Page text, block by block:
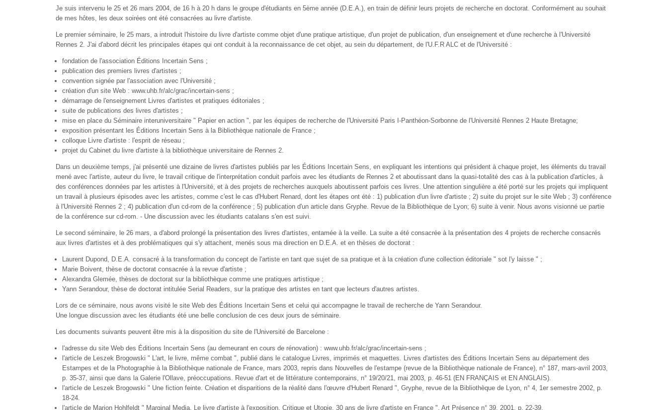
Je suis intervenu le 25 et 26 mars 2004, de 16 h à 20 h dans le groupe d'étudiants en 5ème année (D.E.A.), en train de définir leurs projets de recherche en doctorat. Conformément au souhait
de mes hôtes, les deux soirées ont été consacrées au livre d'artiste.
Le premier séminaire, le 25 mars, a introduit l'histoire du livre d'artiste comme objet d'une pratique artistique, d'un projet de publication, d'un enseignement et d'une recherche à l'Université
Rennes 2. J'ai d'abord décrit les principales étapes qui ont conduit à la reconnaissance de cet objet, au sein du département, de l'U.F.R ALC et de l'Université :
fondation de l'association Éditions Incertain Sens ;
publication des premiers livres d'artistes ;
convention signée par l'association avec l'Université ;
création d'un site Web : www.uhb.fr/alc/grac/incertain-sens ;
démarrage de l'enseignement Livres d'artistes et pratiques éditoriales ;
suite de publications des livres d'artistes ;
mise en place du Séminaire interuniversitaire " Papier en action ", par les équipes de recherche de l'Université Paris I-Panthéon-Sorbonne de l'Université Rennes 2 Haute Bretagne;
exposition présentant les Éditions Incertain Sens à la Bibliothèque nationale de France ;
colloque Livre d'artiste : l'esprit de réseau ;
projet du Cabinet du livre d'artiste à la bibliothèque universitaire de Rennes 2.
Dans un deuxième temps, j'ai présenté une dizaine de livres d'artistes publiés par les Éditions Incertain Sens, en expliquant les intentions qui président à chaque projet, les éléments du travail
mené avec l'artiste, auteur du livre, le travail critique de l'interprétation conduit parfois avec les étudiants de Rennes 2 et aboutissant dans la quasi-totalité des cas à la publication d'articles, à
des conférences données par les artistes à l'Université, et à des projets de recherches auxquels aboutissent parfois ces livres. Une attention singulière a été porté sur les projets qui impliquent
un travail à plusieurs épisodes avec les artistes, comme c'est le cas d'Hubert Renard, dont les étapes ont été : 1) publication d'un livre d'artiste ; 2) suite du projet sur le site Web ; 3) conférence
à l'Université Rennes 2 ; 4) publication d'un cd-rom de la conférence ; 5) publication d'un article dans Gryphe. Revue de la Bibliothèque de Lyon; 6) suite à venir. Nous avons visionné ue partie
de la conférence sur cd-rom. - Une discussion avec les étudiants catalans s'en est suivi.
Le second séminaire, le 26 mars, a d'abord prolongé la présentation des livres d'artistes, entamée à la veille. La suite a été consacrée à la présentation des 4 projets de recherche consacrés
aux livres d'artistes et à des problématiques qui s'y attachent, menés sous ma direction en D.E.A. et en thèses de doctorat :
Laurent Dupond, D.E.A. consacré à la transformation du concept de l'artiste en tant que sujet de sa pratique et à la création d'une collection éditoriale " sot l'y laisse " ;
Marie Boivent, thèse de doctorat consacrée à la revue d'artiste ;
Alexandra Glemée, thèses de doctorat sur la bibliothèque comme une pratiques artistique ;
Yann Serandour, thèse de doctorat intitulée Serial Readers, sur la pratique des artistes en tant que lecteurs d'autres artistes.
Lors de ce séminaire, nous avons visité le site Web des Éditions Incertain Sens et celui qui accompagne le travail de recherche de Yann Serandour.
Une longue discussion avec les étudiants été une belle conclusion de ces deux jours de séminaire.
Les documents suivants peuvent être mis à la disposition du site de l'Université de Barcelone :
l'adresse du site Web des Éditions Incertain Sens (au demeurant en cours de rénovation) : www.uhb.fr/alc/grac/incertain-sens ;
l'article de Leszek Brogowski " L'art, le livre, même combat ", publié dans le catalogue Livres, imprimés et maquettes. Livres d'artistes des Éditions Incertain Sens au département des
Estampes et de la Photographie à la Bibliothèque nationale de France, mars 2003, repris dans Nouvelles de l'estampe (revue de la Bibliothèque nationale de France), n° 187, mars-avril 2003,
p. 35-37, ainsi que dans la Galerie l'Ollave, préoccupations. Revue d'art et de littérature contemporains, n° 19/20/21, mai 2003, p. 46-51 (EN FRANÇAIS et EN ANGLAIS).
l'article de Leszek Brogowski " Une fiction feinte. Création et disparitions de la réalité dans l'œuvre d'Hubert Renard ", Gryphe, revue de la Bibliothèque de Lyon, n° 4, 1er semestre 2002, p.
18-24.
l'article de Marion Hohlfeldt " Marginal Media. Le livre d'artiste à l'exposition. Critique et Utopie. 30 ans de livre d'artiste en France ", Art Présence n° 39, 2001, p. 22-39.